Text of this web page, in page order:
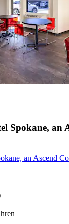
Spokane, an
an Ascend